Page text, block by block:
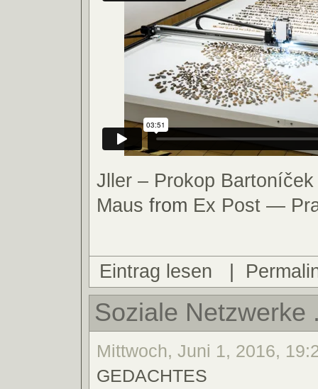
Jller – Prokop
Maus from Ex Post —
Eintrag lesen |
Soziale Netzwerke
Mittwoch, Juni 1, 2016,
GEDACHTES